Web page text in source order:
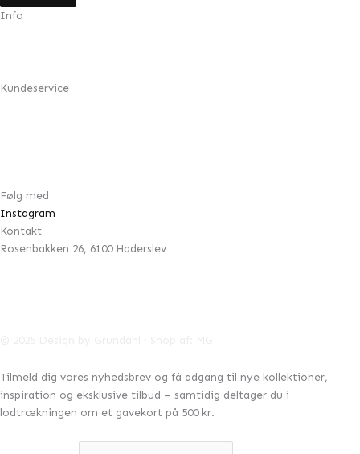
Info
Kundeservice
Følg med
Instagram
Kontakt
Rosenbakken 26, 6100 Haderslev
Tilmeld dig vores nyhedsbrev og få adgang til nye kollektioner,
inspiration og eksklusive tilbud – samtidig deltager du i
lodtrækningen om et gavekort på 500 kr.